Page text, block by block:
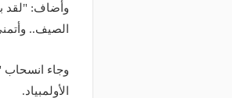
وأضاف: "لقد
الصيف..
وجاء انسحاب
الأولمبياد.